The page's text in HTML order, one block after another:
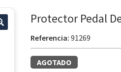
Protector Pedal
Referencia: 91269
AGOTADO